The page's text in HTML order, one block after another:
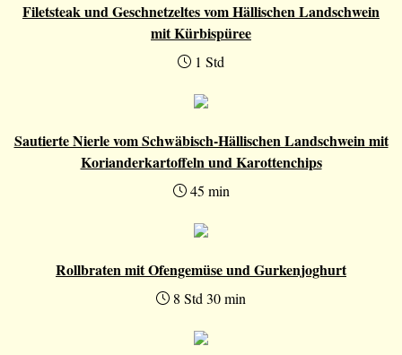
Filetsteak und Geschnetzeltes vom Hällischen Landschwein
mit Kürbispüree
1 Std
Sautierte Nierle vom Schwäbisch-Hällischen Landschwein mit
Korianderkartoffeln und Karottenchips
45 min
Rollbraten mit Ofengemüse und Gurkenjoghurt
8 Std 30 min